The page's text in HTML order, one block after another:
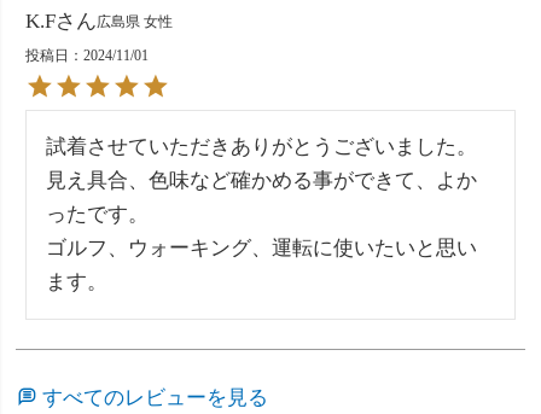
K.F 広島県 女性
投稿日
2024/11/01
試着させていただきありがとうございました。
見え具合、色味など確かめる事ができて、よか
ったです。
ゴルフ、ウォーキング、運転に使いたいと思い
ます。
すべてのレビューを見る